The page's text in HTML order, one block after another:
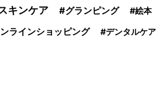
キンケア グランピング 絵本
ラインショッピング デンタルケア